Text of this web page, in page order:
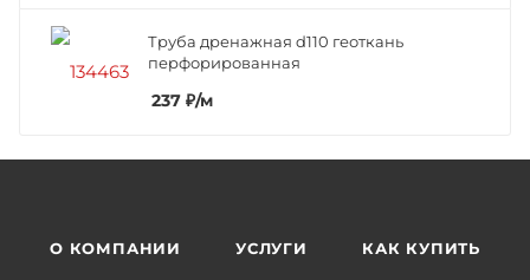
Труба дренажная d110 геоткань
перфорированная
237 ₽/м
О КОМПАНИИ УСЛУГИ КАК КУПИТЬ